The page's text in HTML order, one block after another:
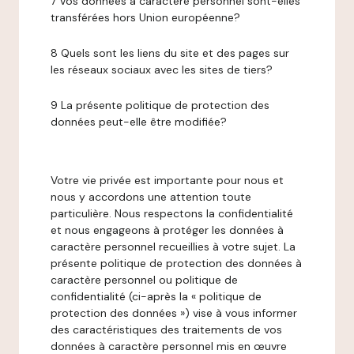
transférées hors Union européenne?
8 Quels sont les liens du site et des pages sur
les réseaux sociaux avec les sites de tiers?
9 La présente politique de protection des
données peut-elle être modifiée?
Votre vie privée est importante pour nous et
nous y accordons une attention toute
particulière. Nous respectons la confidentialité
et nous engageons à protéger les données à
caractère personnel recueillies à votre sujet. La
présente politique de protection des données à
caractère personnel ou politique de
confidentialité (ci-après la « politique de
protection des données ») vise à vous informer
des caractéristiques des traitements de vos
données à caractère personnel mis en œuvre